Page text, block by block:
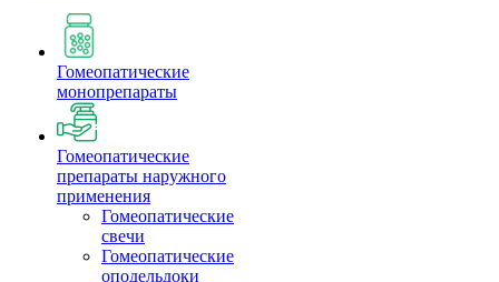
Гомеопатические
монопрепараты
Гомеопатические
препараты наружного
применения
Гомеопатические
свечи
Гомеопатические
оподельдоки